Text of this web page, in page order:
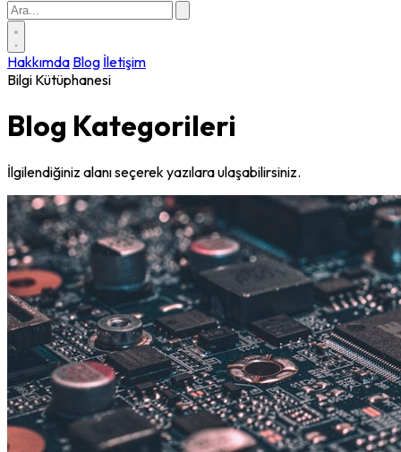
Hakkımda Blog İletişim
Bilgi Kütüphanesi
Blog Kategorileri
İlgilendiğiniz alanı seçerek yazılara ulaşabilirsiniz.